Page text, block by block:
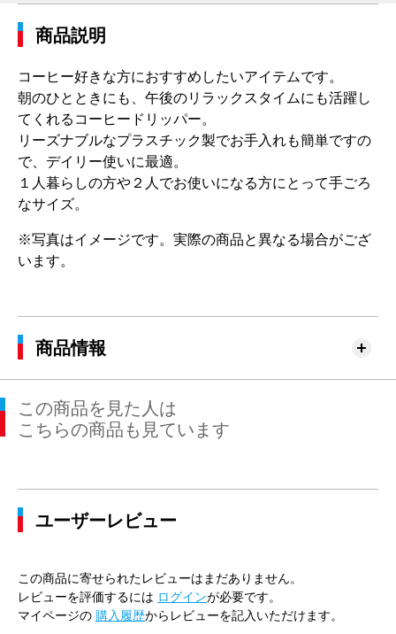
商品説明
コーヒー好きな方におすすめしたいアイテムです。
朝のひとときにも、午後のリラックスタイムにも活躍し
てくれるコーヒードリッパー。
リーズナブルなプラスチック製でお手入れも簡単ですの
で、デイリー使いに最適。
１人暮らしの方や２人でお使いになる方にとって手ごろ
なサイズ。
※写真はイメージです。実際の商品と異なる場合がござ
います。
商品情報
この商品を見た人は
こちらの商品も見ています
ユーザーレビュー
この商品に寄せられたレビューはまだありません。
レビューを評価するには ログインが必要です。
マイページの 購入履歴からレビューを記入いただけます。